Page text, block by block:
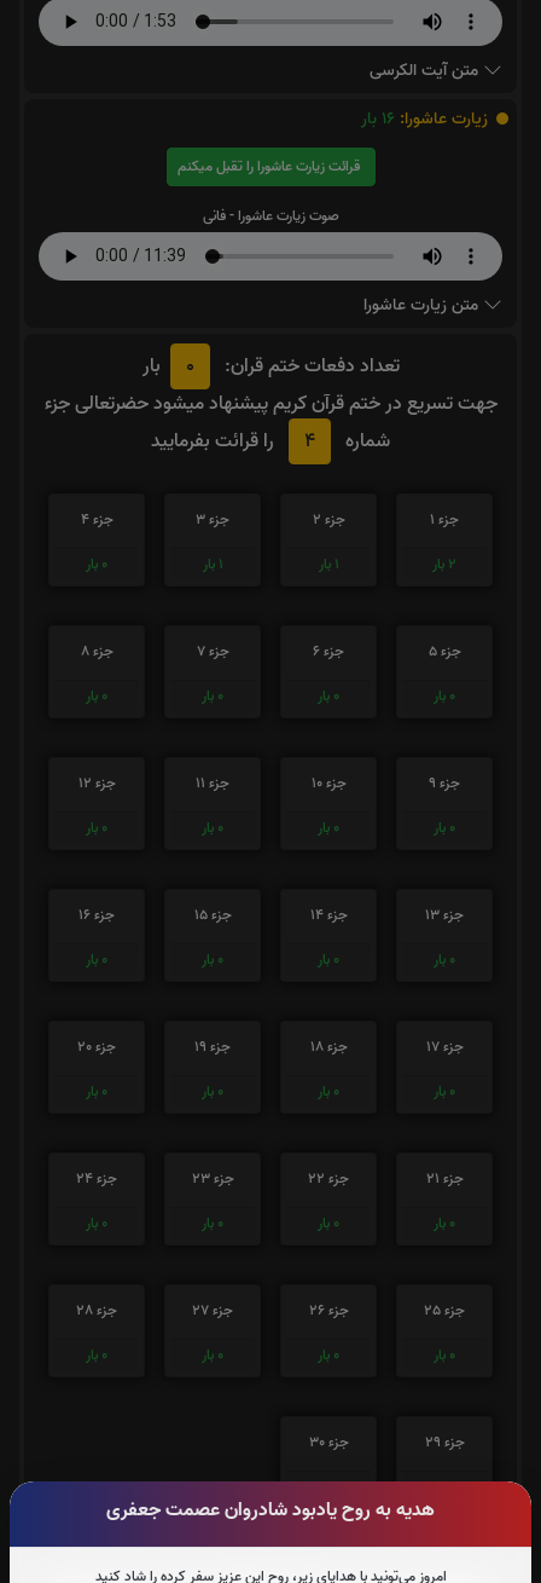
هدیه به روح یادبود شادروان عصمت جعفری
امروز می‌تونید با هدایای زیر، روح این عزیز سفر کرده را شاد کنید
متن آیت الکرسی
زیارت عاشورا: 16 بار
قرائت زیارت عاشورا را تقبل میکنم
صوت زیارت عاشورا - فانی
متن زیارت عاشورا
تعداد دفعات ختم قران: 0
بار
جهت تسریع در ختم قرآن کریم پیشنهاد میشود حضرتعالی جزء
شماره
4 را قرائت بفرمایید
جزء 1
2 بار
جزء 2
1 بار
جزء 3
1 بار
جزء 4
0 بار
جزء 5
0 بار
جزء 6
0 بار
جزء 7
0 بار
جزء 8
0 بار
جزء 9
0 بار
جزء 10
0 بار
جزء 11
0 بار
جزء 12
0 بار
جزء 13
0 بار
جزء 14
0 بار
جزء 15
0 بار
جزء 16
0 بار
جزء 17
0 بار
جزء 18
0 بار
جزء 19
0 بار
جزء 20
0 بار
جزء 21
0 بار
جزء 22
0 بار
جزء 23
0 بار
جزء 24
0 بار
جزء 25
0 بار
جزء 26
0 بار
جزء 27
0 بار
جزء 28
0 بار
جزء 29
0بار
جزء 30
4بار
صوت جزء شماره 1